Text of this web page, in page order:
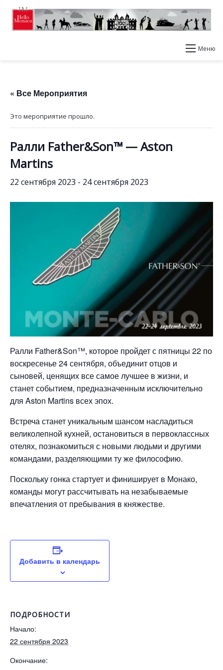
Меню
« Все Мероприятия
Это мероприятие прошло.
Ралли Father&Son™ — Aston
Martins
22 сентября 2023 - 24 сентября 2023
Ралли Father&Son™, которое пройдет с пятницы 22 по
воскресенье 24 сентября, объединит отцов и
сыновей, ценящих все самое лучшее в жизни, и
станет событием, предназначенным исключительно
для Aston Martins всех эпох.
Встреча станет уникальным шансом насладиться
великолепной кухней, остановиться в первоклассных
отелях, познакомиться с новыми людьми и другими
командами, разделяющими ту же философию.
Поскольку гонка стартует и финиширует в Монако,
команды могут рассчитывать на незабываемые
впечатления от пребывания в княжестве.
Добавить в календарь
ПОДРОБНОСТИ
Начало:
22 сентября 2023
Окончание: